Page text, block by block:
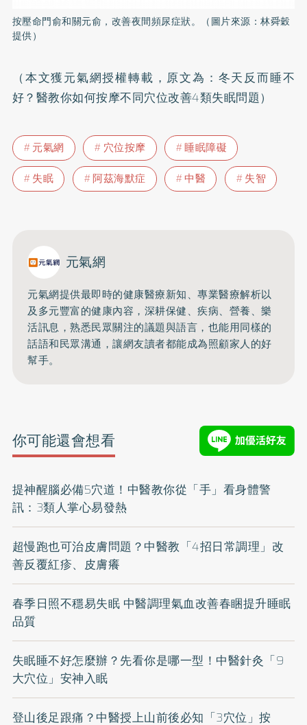
按壓命門俞和關元俞，改善夜間頻尿症狀。（圖片來源：林舜穀
提供）
（本文獲元氣網授權轉載，原文為： 冬天反而睡不
好？醫教你如何按摩不同穴位改善4類失眠問題）
元氣網 穴位按摩
睡眠障礙
失眠
阿茲海默症 中醫 失智
元氣網
元氣網提供最即時的健康醫療新知、專業醫療解析以
及多元豐富的健康內容，深耕保健、疾病、營養、樂
活訊息，熟悉民眾關注的議題與語言， 也能用同樣的
話語和民眾溝通，讓網友讀者都能成為照顧家人的好
幫手。
你可能還會想看
提神醒腦必備5穴道！中醫教你從「手」看身體警
訊：3類人掌心易發熱
超慢跑也可治皮膚問題？中醫教「4招日常調理」改
善反覆紅疹、皮膚癢
春季日照不穩易失眠 中醫調理氣血改善春睏提升睡眠
品質
失眠睡不好怎麼辦？先看你是哪一型！中醫針灸「9
大穴位」安神入眠
登山後足跟痛？中醫授上山前後必知「3穴位」按